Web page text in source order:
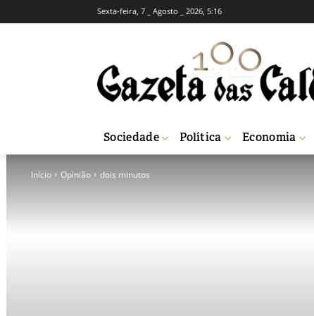
Sexta-feira, 7 _ Agosto _ 2026, 5:16
Sociedade Política Economia
Início Opinião dois minutos